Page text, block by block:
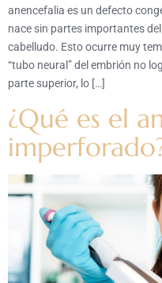
anencefalia es un defecto
nace sin partes importantes
cabelludo. Esto ocurre muy
“tubo neural” del embrión no
parte superior, lo […]
¿Qué es el